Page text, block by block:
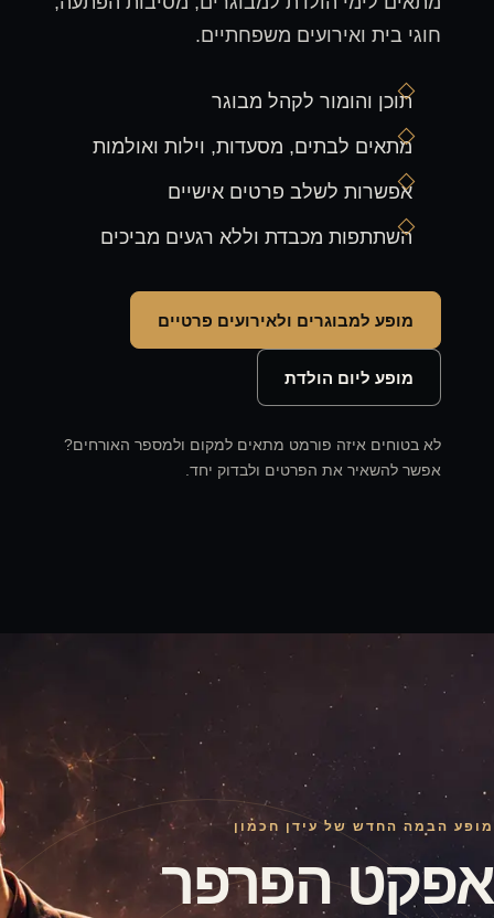
חוגי בית ואירועים משפחתיים.
תוכן והומור לקהל מבוגר
מתאים לבתים, מסעדות, וילות ואולמות
אפשרות לשלב פרטים אישיים
השתתפות מכבדת וללא רגעים מביכים
מופע למבוגרים ולאירועים פרטיים
מופע ליום הולדת
לא בטוחים איזה פורמט מתאים למקום ולמספר האורחים?
אפשר להשאיר את הפרטים ולבדוק יחד.
מופע הבמה החדש של עידן חכמון
אפקט הפרפר